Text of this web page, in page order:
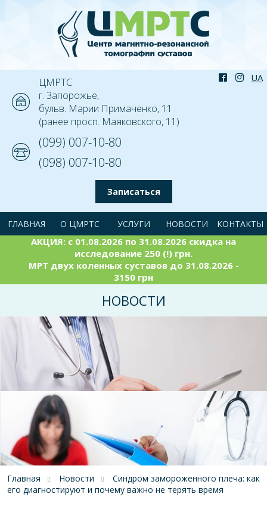
ЦМРТС
г. Запорожье,
бульв. Марии Примаченко, 11
(ранее просп. Маяковского, 11)
(099) 007-10-80
(098) 007-10-80
Записаться
ГЛАВНАЯ О ЦМРТС УСЛУГИ НОВОСТИ КОНТАКТЫ
АКЦИЯ: с 01.08.2026 по 31.08.2026 скидка на
исследование 250 (!) грн.
МРТ двух коленных суставов до 31.08.2026 -
3150 грн
НОВОСТИ
Главная Новости
Синдром замороженного плеча: как
его диагностируют и почему важно не терять время